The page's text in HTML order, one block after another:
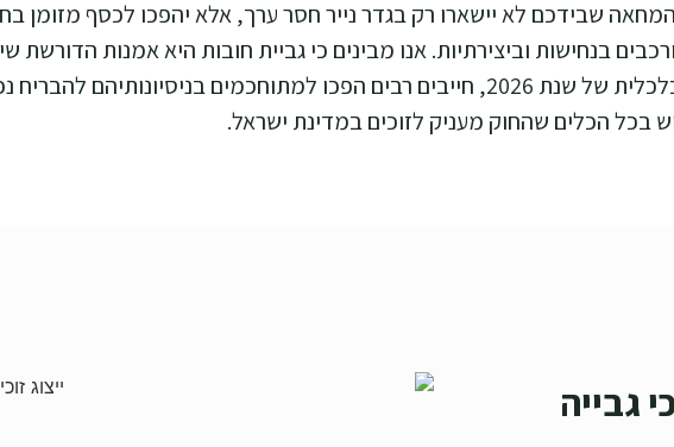
שבידכם לא יישארו רק בגדר נייר חסר ערך, אלא יהפכו לכסף מזומן
בנחישות וביצירתיות. אנו מבינים כי גביית חובות היא אמנות הדורשת
לבין פעולה מהירה ואגרסיבית בשטח. במציאות הכלכלית של שנת 2026, חייבים רבים הפכו
בכל הכלים שהחוק מעניק לזוכים במדינת ישראל.
גבייה